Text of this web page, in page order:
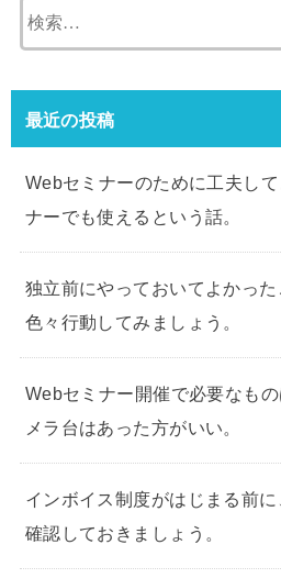
索:
最近の投稿
Webセミナーのために工夫し
ナーでも使えるという話。
独立前にやっておいてよかっ
色々行動してみましょう。
Webセミナー開催で必要なも
メラ台はあった方がいい。
インボイス制度がはじまる前
確認しておきましょう。